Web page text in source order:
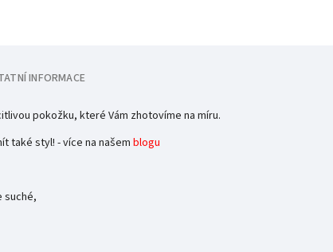
INFORMACE
pokožku, které Vám zhotovíme na míru.
také styl! - více na našem blogu
potřeby vyměnit.
suché,